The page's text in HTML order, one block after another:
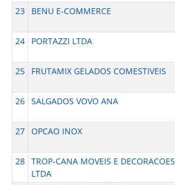
23
BENU E-COMMERCE
24
PORTAZZI LTDA
25
FRUTAMIX GELADOS COMESTIVEIS
26 SALGADOS VOVO ANA
27 OPCAO INOX
28 TROP-CANA MOVEIS E DECORACOES
LTDA